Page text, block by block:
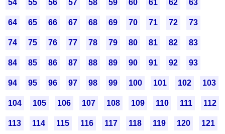
54 55 56 57 58 59 60 61 62 63
64 65 66 67 68 69 70 71 72 73
74 75 76 77 78 79 80 81 82 83
84 85 86 87 88 89 90 91 92 93
94 95 96 97 98 99 100 101 102 103
104 105 106 107 108 109 110 111 112
113 114 115 116 117 118 119 120 121